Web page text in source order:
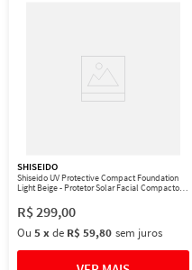
SHISEIDO
Shiseido UV Protective Compact Foundation
Light Beige - Protetor Solar Facial Compacto
R$299,00
Ou 5xde R$ 59,80 sem juros